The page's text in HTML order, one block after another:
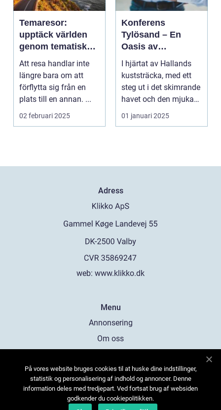
Temaresor:
upptäck världen
genom tematiska
upplevelser
Att resa handlar inte
längre bara om att
förflytta sig från en
plats till en annan. ...
02 februari 2025
Konferens
Tylösand – En
Oasis av
Möjligheter
I hjärtat av Hallands
kuststräcka, med ett
steg ut i det skimrande
havet och den mjuka
san...
01 januari 2025
Adress
web: www.klikko.dk
Menu
Annonsering
Om oss
Kontakta oss
Sitemap
På vores website bruges cookies til at huske dine indstillinger,
statistik og personalisering af indhold og annoncer. Denne
information deles med tredjepart. Ved fortsat brug af websiden
godkender du cookiepolitikken.